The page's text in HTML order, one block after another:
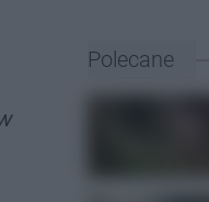
Polecane